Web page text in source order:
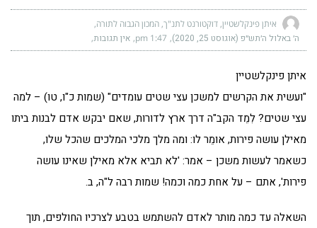
איתן פינקלשטיין, דוקטורנט לתנ"ך, המכון הגבוה לתורה
ה׳ באלול ה׳תש״פ (אוגוסט 25, 2020) 1:47 pm אין תגובות
איתן פינקלשטיין
"ועשית את הקרשים למשכן עצי שטים עומדים" (שמות כ"ו, טו) – למה
עצי שטים? לִמֵד הקב"ה דרך ארץ לדורות, שאם יבקש אדם לבנות ביתו
מאילן עושה פירות, אומֵר לו: ומה מלך מלכי המלכים שהכל שלו,
כשאמר לעשות משכן – אמר: 'לא תביא אלא מאילן שאינו עושה
פירות', אתם – על אחת כמה וכמה! שמות רבה ל"ה, ב.
השאלה עד כמה מותר לאדם להשתמש בטבע לצרכיו החולפים, תוך